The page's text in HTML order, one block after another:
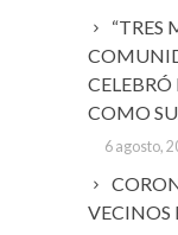
“TRES
COMO
6 agosto,
VECINOS